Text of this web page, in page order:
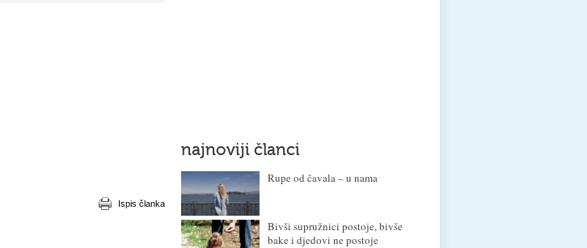
Ispis članka
najnoviji članci
Rupe od čavala – u nama
Bivši supružnici postoje, bivše
bake i djedovi ne postoje